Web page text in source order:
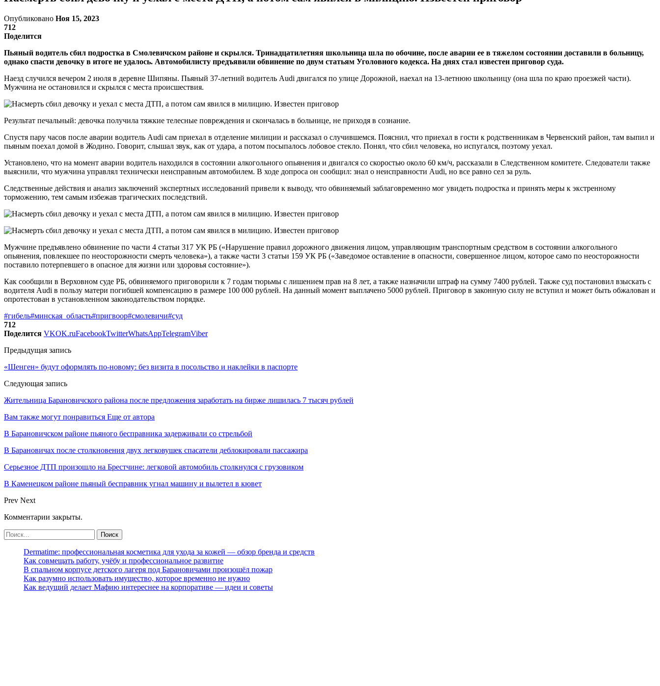
Опубликовано Ноя 15, 2023
712
Поделится
Пьяный водитель сбил подростка в Смолевичском районе и скрылся. Тринадцатилетняя школьница шла по обочине, после аварии ее в тяжелом состоянии доставили в больницу,
однако спасти девочку в итоге не удалось. Автомобилисту предъявили обвинение по двум статьям Уголовного кодекса. На днях стал известен приговор суда.
Наезд случился вечером 2 июля в деревне Шипяны. Пьяный 37-летний водитель Audi двигался по улице Дорожной, наехал на 13-летнюю школьницу (она шла по краю проезжей части).
Мужчина не остановился и скрылся с места происшествия.
Результат печальный: девочка получила тяжкие телесные повреждения и скончалась в больнице, не приходя в сознание.
Спустя пару часов после аварии водитель Audi сам приехал в отделение милиции и рассказал о случившемся. Пояснил, что приехал в гости к родственникам в Червенский район, там выпил и
пьяным поехал домой в Жодино. Говорит, слышал звук, как от удара, а потом посыпалось лобовое стекло. Понял, что сбил человека, но испугался, поэтому уехал.
Установлено, что на момент аварии водитель находился в состоянии алкогольного опьянения и двигался со скоростью около 60 км/ч, рассказали в Следственном комитете. Следователи также
выяснили, что мужчина управлял технически неисправным автомобилем. В ходе допроса он сообщил: знал о неисправности Audi, но все равно сел за руль.
Следственные действия и анализ заключений экспертных исследований привели к выводу, что обвиняемый заблаговременно мог увидеть подростка и принять меры к экстренному
торможению, тем самым избежав трагических последствий.
Мужчине предъявлено обвинение по части 4 статьи 317 УК РБ («Нарушение правил дорожного движения лицом, управляющим транспортным средством в состоянии алкогольного
опьянения, повлекшее по неосторожности смерть человека»), а также части 3 статьи 159 УК РБ («Заведомое оставление в опасности, совершенное лицом, которое само по неосторожности
поставило потерпевшего в опасное для жизни или здоровья состояние»).
Как сообщили в Верховном суде РБ, обвиняемого приговорили к 7 годам тюрьмы с лишением прав на 8 лет, а также назначили штраф на сумму 7400 рублей. Также суд постановил взыскать с
водителя Audi в пользу матери погибшей компенсацию в размере 100 000 рублей. На данный момент выплачено 5000 рублей. Приговор в законную силу не вступил и может быть обжалован и
опротестован в установленном законодательством порядке.
#гибель#минская_область#пригвоор#смолевичи#суд
712
Поделится VKOK.ruFacebookTwitterWhatsAppTelegramViber
Предыдущая запись
«Шенген» будут оформлять по-новому: без визита в посольство и наклейки в паспорте
Следующая запись
Жительница Барановичского района после предложения заработать на бирже лишилась 7 тысяч рублей
Вам также могут понравиться Еще от автора
В Барановичском районе пьяного бесправника задерживали со стрельбой
В Барановичах после столкновения двух легковушек спасатели деблокировали пассажира
Серьезное ДТП произошло на Брестчине: легковой автомобиль столкнулся с грузовиком
В Каменецком районе пьяный бесправник угнал машину и вылетел в кювет
Prev Next
Комментарии закрыты.
Dermatime: профессиональная косметика для ухода за кожей — обзор бренда и средств
Как совмещать работу, учёбу и профессиональное развитие
В спальном корпусе детского лагеря под Барановичами произошёл пожар
Как разумно использовать имущество, которое временно не нужно
Как ведущий делает Мафию интереснее на корпоративе — идеи и советы